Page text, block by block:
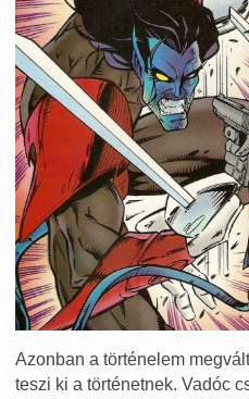
Azonban a történelem
teszi ki a történetnek. Vadóc